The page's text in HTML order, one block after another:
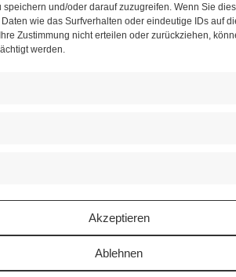
speichern und/oder darauf zuzugreifen. Wenn Sie
wie das Surfverhalten oder eindeutige IDs auf
Zustimmung nicht erteilen oder zurückziehen,
werden.
Akzeptieren
Ablehnen